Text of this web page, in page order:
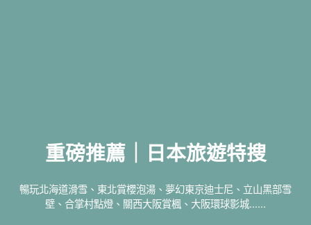
重磅推薦｜日本旅遊特搜
暢玩北海道滑雪、東北賞櫻泡湯、夢幻東京迪士尼、立山黑部雪
壁、合掌村點燈、關西大阪賞楓、大阪環球影城......